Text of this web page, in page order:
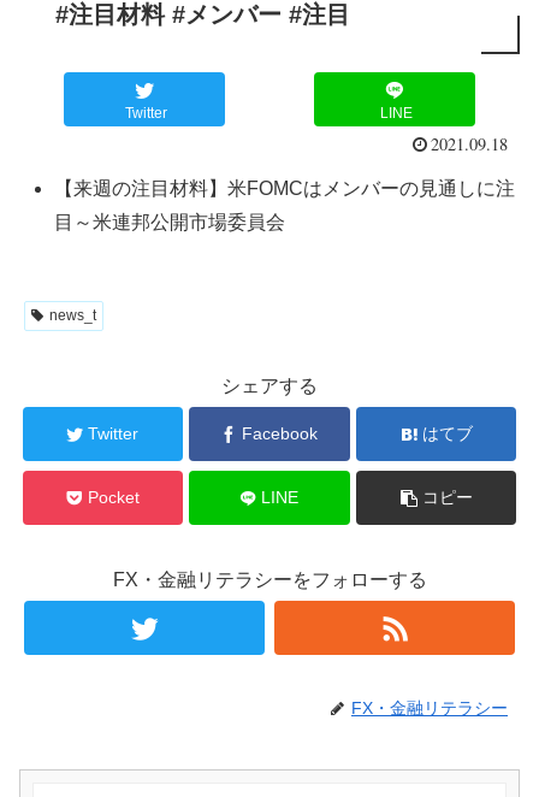
#注目材料 #メンバー #注目
Twitter LINE
2021.09.18
【来週の注目材料】米FOMCはメンバーの見通しに注
目～米連邦公開市場委員会
news_t
シェアする
Twitter Facebook はてブ
Pocket LINE コピー
FX・金融リテラシーをフォローする
FX・金融リテラシー